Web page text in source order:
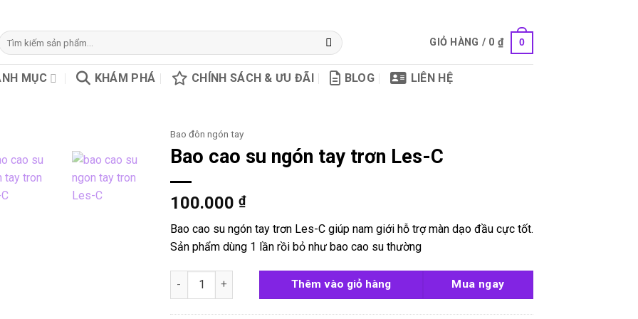
Tìm
kiếm:
GIỎ HÀNG / 0₫ 0
MỤC KHÁM PHÁ CHÍNH SÁCH & ƯU ĐÃI BLOG LIÊN HỆ
Bao đôn ngón tay
Bao cao su ngón tay trơn Les-C
100.000 ₫
Bao cao su ngón tay trơn Les-C giúp nam giới hỗ trợ màn dạo đầu cực tốt.
Sản phẩm dùng 1 lần rồi bỏ như bao cao su thường
Bao cao su ngón tay trơn Les-C số lượng
Thêm vào giỏ hàng Mua ngay